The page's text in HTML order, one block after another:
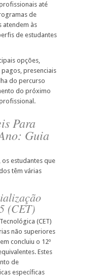
até
de
atendem às
de estudantes
opções,
presenciais
do percurso
do próximo
Para
Guia
os estudantes que
têm várias
(CET)
(CET)
não superiores
concluiu o 12º
Estes
de
específicas